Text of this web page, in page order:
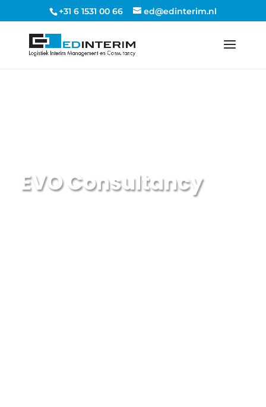
+31 6 1531 00 66 ed@edinterim.nl
EVO Consultancy